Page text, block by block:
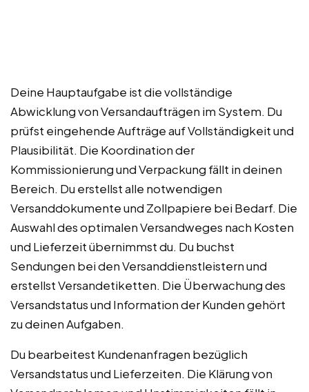
Deine Hauptaufgabe ist die vollständige
Abwicklung von Versandaufträgen im System. Du
prüfst eingehende Aufträge auf Vollständigkeit und
Plausibilität. Die Koordination der
Kommissionierung und Verpackung fällt in deinen
Bereich. Du erstellst alle notwendigen
Versanddokumente und Zollpapiere bei Bedarf. Die
Auswahl des optimalen Versandweges nach Kosten
und Lieferzeit übernimmst du. Du buchst
Sendungen bei den Versanddienstleistern und
erstellst Versandetiketten. Die Überwachung des
Versandstatus und Information der Kunden gehört
zu deinen Aufgaben.
Du bearbeitest Kundenanfragen bezüglich
Versandstatus und Lieferzeiten. Die Klärung von